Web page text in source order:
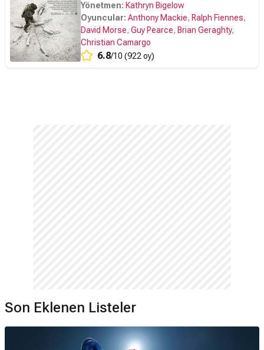
Yönetmen: Kathryn Bigelow
Oyuncular: Anthony Mackie, Ralph Fiennes,
David Morse, Guy Pearce, Brian Geraghty,
Christian Camargo
6.8/10 (922 oy)
Son Eklenen Listeler